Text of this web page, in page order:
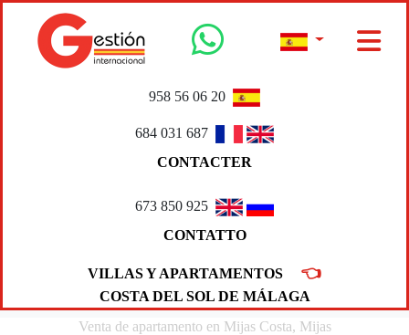
958 56 06 20
684 031 687
CONTACTER
673 850 925
CONTATTO
VILLAS Y APARTAMENTOS 👈
COSTA DEL SOL DE MÁLAGA
Venta de apartamento en Mijas Costa, Mijas